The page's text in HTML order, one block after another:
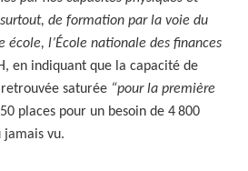
de formation par la voie du
école, l’École nationale des finances
en indiquant que la capacité de
saturée “pour la première
places pour un besoin de 4 800
jamais vu.